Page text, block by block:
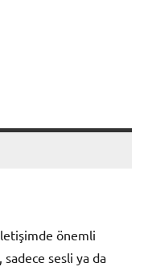
önemli
sadece sesli ya da